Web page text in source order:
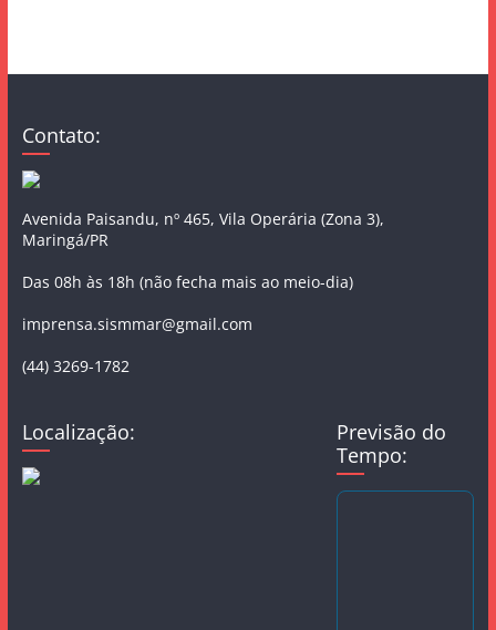
Contato:
Avenida Paisandu, nº 465, Vila Operária (Zona 3),
Maringá/PR
Das 08h às 18h (não fecha mais ao meio-dia)
imprensa.sismmar@gmail.com
(44) 3269-1782
Localização:
Previsão do
Tempo: